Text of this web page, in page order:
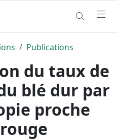
Publications
du taux de
blé dur par
proche